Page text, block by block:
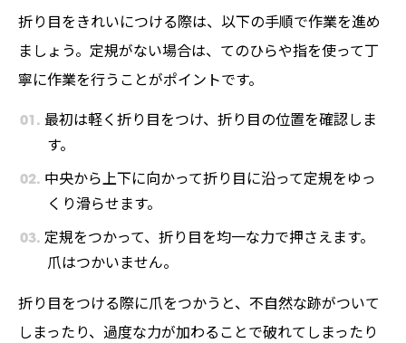
折り目をきれいにつける際は、以下の手順で作業を進め
ましょう。定規がない場合は、てのひらや指を使って丁
寧に作業を行うことがポイントです。
最初は軽く折り目をつけ、折り目の位置を確認しま
す。
中央から上下に向かって折り目に沿って定規をゆっ
くり滑らせます。
定規をつかって、折り目を均一な力で押さえます。
爪はつかいません。
折り目をつける際に爪をつかうと、不自然な跡がついて
しまったり、過度な力が加わることで破れてしまったり